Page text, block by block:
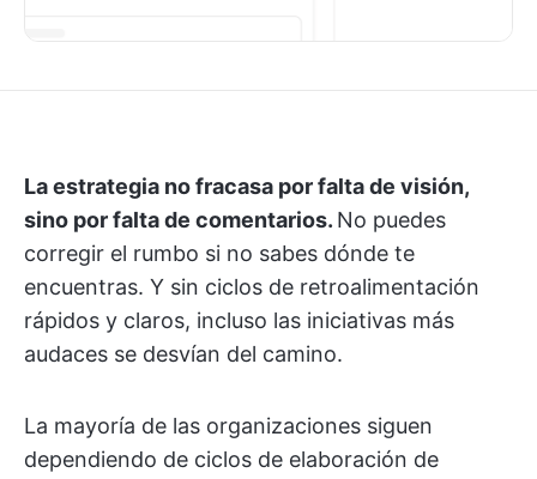
La estrategia no fracasa por falta de visión,
sino por falta de comentarios. No puedes
corregir el rumbo si no sabes dónde te
encuentras. Y sin ciclos de retroalimentación
rápidos y claros, incluso las iniciativas más
audaces se desvían del camino.
La mayoría de las organizaciones siguen
dependiendo de ciclos de elaboración de